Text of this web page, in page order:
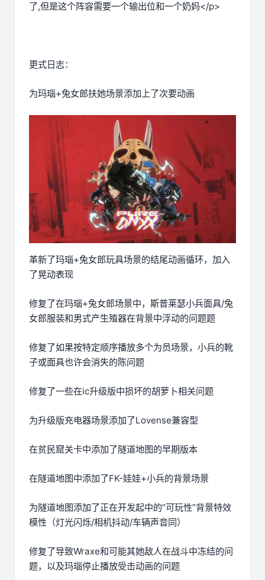
了,但是这个阵容需要一个输出位和一个奶妈</p>
更式日志：
为玛瑙+兔女郎扶她场景添加上了次要动画
革新了玛瑙+兔女郎玩具场景的结尾动画循环，加入
了晃动表现
修复了在玛瑙+兔女郎场景中，斯普莱瑟小兵面具/兔
女郎服装和男式产生殖器在背景中浮动的问题题
修复了如果按特定顺序播放多个为员场景，小兵的靴
子或面具也许会消失的陈问题
修复了一些在ic升级版中损坏的胡萝卜相关问题
为升级版充电器场景添加了Lovense兼容型
在贫民窟关卡中添加了隧道地图的早期版本
在隧道地图中添加了FK-娃娃+小兵的背景场景
为隧道地图添加了正在开发起中的”可玩性”背景特效
模性（灯光闪烁/相机抖动/车辆声音同）
修复了导致Wraxe和可能其她敌人在战斗中冻结的问
题，以及玛瑙停止播放受击动画的问题